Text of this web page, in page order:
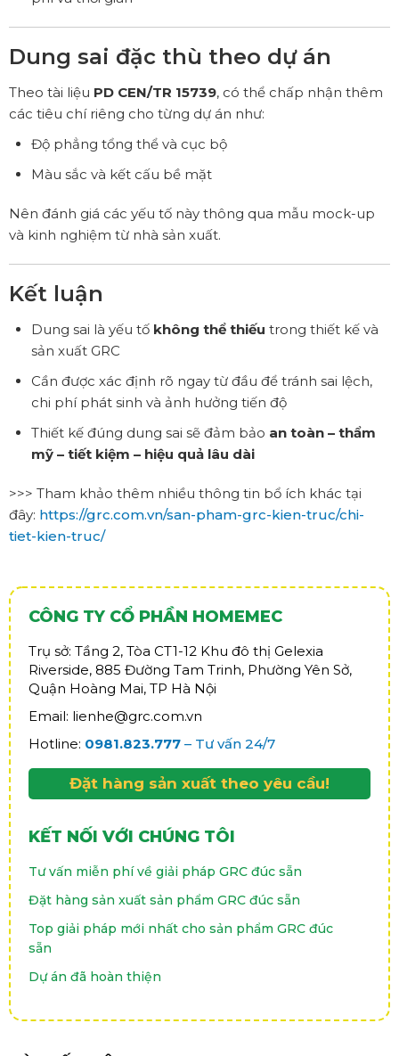
Dung sai đặc thù theo dự án
Theo tài liệu PD CEN/TR 15739, có thể chấp nhận thêm
các tiêu chí riêng cho từng dự án như:
Độ phẳng tổng thể và cục bộ
Màu sắc và kết cấu bề mặt
Nên đánh giá các yếu tố này thông qua mẫu mock-up
và kinh nghiệm từ nhà sản xuất.
Kết luận
Dung sai là yếu tố không thể thiếu trong thiết kế và
sản xuất GRC
Cần được xác định rõ ngay từ đầu để tránh sai lệch,
chi phí phát sinh và ảnh hưởng tiến độ
Thiết kế đúng dung sai sẽ đảm bảo an toàn – thẩm
mỹ – tiết kiệm – hiệu quả lâu dài
>>> Tham khảo thêm nhiều thông tin bổ ích khác tại
đây: https://grc.com.vn/san-pham-grc-kien-truc/chi-
tiet-kien-truc/
CÔNG TY CỔ PHẦN HOMEMEC
Trụ sở: Tầng 2, Tòa CT1-12 Khu đô thị Gelexia
Riverside, 885 Đường Tam Trinh, Phường Yên Sở,
Quận Hoàng Mai, TP Hà Nội
Email: lienhe@grc.com.vn
Hotline: 0981.823.777 – Tư vấn 24/7
Đặt hàng sản xuất theo yêu cầu!
KẾT NỐI VỚI CHÚNG TÔI
Tư vấn miễn phí về giải pháp GRC đúc sẵn
Đặt hàng sản xuất sản phẩm GRC đúc sẵn
Top giải pháp mới nhất cho sản phẩm GRC đúc
sẵn
Dự án đã hoàn thiện